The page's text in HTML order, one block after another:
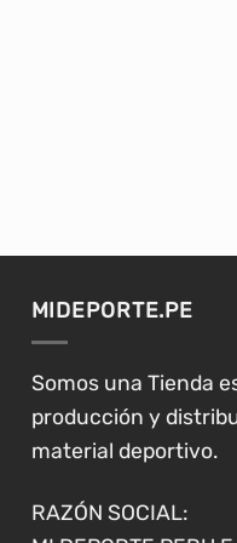
MIDEPORTE.PE
Somos una Tienda
producción y
material deportivo.
RAZÓN SOCIAL: